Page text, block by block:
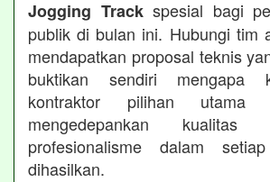
Jogging Trackspesial bagi
publik di bulan ini. Hubungi tim
mendapatkan proposal teknis
buktikan sendiri mengapa
kontraktor pilihan utama
mengedepankan
profesionalisme dalam
dihasilkan.